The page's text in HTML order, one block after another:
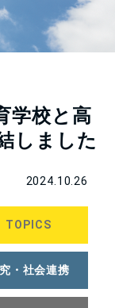
学校と高
しました
2024.10.26
TOPICS
・社会連携